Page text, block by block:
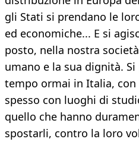
gli Stati si prendano le
ed economiche... E si
posto, nella nostra
umano e la sua dignità.
tempo ormai in Italia,
spesso con luoghi di
quello che hanno
spostarli, contro la loro